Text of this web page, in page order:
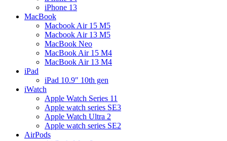
iPhone 13
MacBook
Macbook Air 15 M5
Macbook Air 13 M5
MacBook Neo
MacBook Air 15 M4
MacBook Air 13 M4
iPad
iPad 10.9″ 10th gen
iWatch
Apple Watch Series 11
Apple watch series SE3
Apple Watch Ultra 2
Apple watch series SE2
AirPods